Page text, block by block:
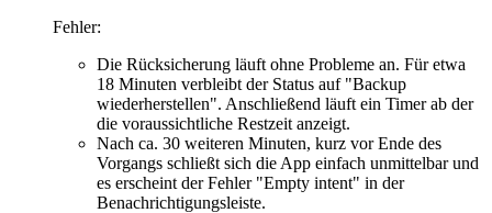
Fehler:
Die Rücksicherung läuft ohne Probleme an. Für etwa
18 Minuten verbleibt der Status auf "Backup
wiederherstellen". Anschließend läuft ein Timer ab der
die voraussichtliche Restzeit anzeigt.
Nach ca. 30 weiteren Minuten, kurz vor Ende des
Vorgangs schließt sich die App einfach unmittelbar und
es erscheint der Fehler "Empty intent" in der
Benachrichtigungsleiste.